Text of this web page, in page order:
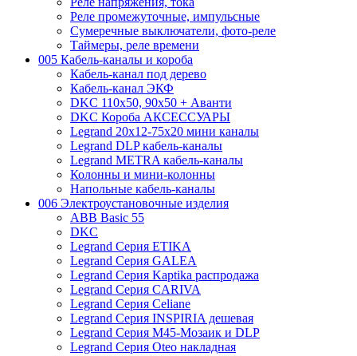
Реле промежуточные, импульсные
Сумеречные выключатели, фото-реле
Таймеры, реле времени
005 Кабель-каналы и короба
Кабель-канал под дерево
Кабель-канал ЭКФ
DKC 110х50, 90х50 + Аванти
DKC Короба АКСЕССУАРЫ
Legrand 20х12-75х20 мини каналы
Legrand DLP кабель-каналы
Legrand METRA кабель-каналы
Колонны и мини-колонны
Напольные кабель-каналы
006 Электроустановочные изделия
ABB Basic 55
DKC
Legrand Серия ETIKA
Legrand Серия GALEA
Legrand Серия Kaptika распродажа
Legrand Серия CARIVA
Legrand Серия Celiane
Legrand Серия INSPIRIA дешевая
Legrand Серия M45-Мозаик и DLP
Legrand Серия Oteo накладная